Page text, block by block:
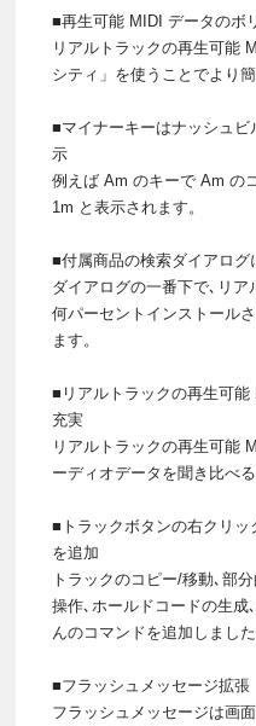
■再生可能 MIDI データのボ
リアルトラックの再生可能
シティ」を使うことでより
■マイナーキーはナッシュ
示
例えば Am のキーで Am の
1m と表示されます。
■付属商品の検索ダイアログ
ダイアログの一番下で､リ
何パーセントインストール
ます。
■リアルトラックの再生可
充実
リアルトラックの再生可能
ーディオデータを聞き比べ
■トラックボタンの右クリ
を追加
トラックのコピー/移動､部
操作､ホールドコードの生成
んのコマンドを追加しました
■フラッシュメッセージ拡張
フラッシュメッセージは画